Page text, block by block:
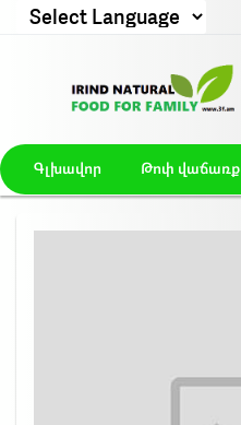
Գլխավոր Թոփ վաճառք